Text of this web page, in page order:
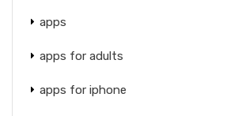
apps
apps for adults
apps for iphone